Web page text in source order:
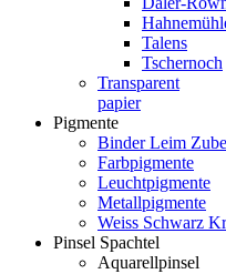
Talens
Tschernoch
Transparent
papier
Pigmente
Binder Leim
Farbpigmente
Leuchtpigmente
Metallpigmente
Weiss Schwarz
Pinsel Spachtel
Aquarellpinsel